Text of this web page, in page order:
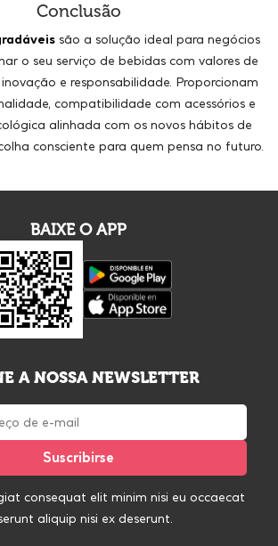
Conclusão
são a solução ideal para negócios
o seu serviço de bebidas com valores de
e responsabilidade. Proporcionam
compatibilidade com acessórios e
alinhada com os novos hábitos de
consciente para quem pensa no futuro.
BAIXE O APP
A NOSSA NEWSLETTER
consequat elit minim nisi eu occaecat
aliquip nisi ex deserunt.